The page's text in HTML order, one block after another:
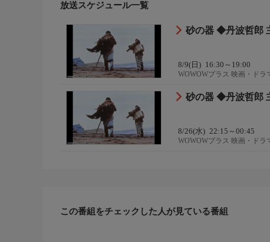
放送スケジュール一覧
砂の器 ◆丹波哲郎
8/9(日) 16:30～19:00
WOWOWプラス 映画・ドラ
砂の器 ◆丹波哲郎
8/26(水) 22:15～00:45
WOWOWプラス 映画・ドラ
この番組をチェックした人が見ている番組